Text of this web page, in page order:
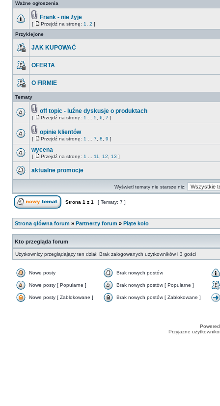
Ważne ogłoszenia
Frank - nie żyje
[ Przejdź na stronę: 1 2 ]
Przyklejone
JAK KUPOWAĆ
OFERTA
O FIRMIE
Tematy
off topic - luźne dyskusje o produktach
[ Przejdź na stronę: 1 5 6 7 ]
opinie klientów
[ Przejdź na stronę: 1 7 8 9 ]
wycena
[ Przejdź na stronę: 1 11 12 13 ]
aktualne promocje
Wyświetl tematy nie starsze niż:
Strona 1 z 1 [ Tematy: 7 ]
Strona główna forum » Partnerzy forum » Piąte koło
Kto przegląda forum
Użytkownicy przeglądający ten dział: Brak zalogowanych użytkowników i 3 gości
Nowe posty Brak nowych postów
Nowe posty [ Popularne ] Brak nowych postów [ Popularne ]
Nowe posty [ Zablokowane ] Brak nowych postów [ Zablokowane ]
Przyjazne